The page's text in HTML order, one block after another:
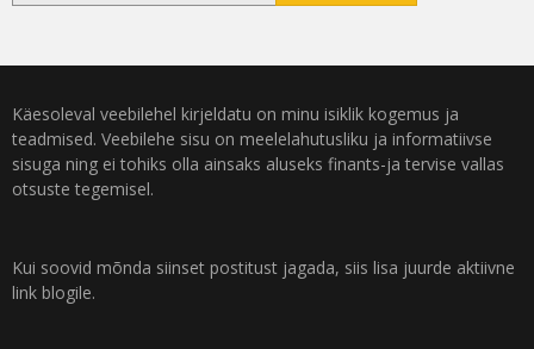
Käesoleval veebilehel kirjeldatu on minu isiklik kogemus ja
teadmised. Veebilehe sisu on meelelahutusliku ja informatiivse
sisuga ning ei tohiks olla ainsaks aluseks finants-ja tervise vallas
otsuste tegemisel.
Kui soovid mõnda siinset postitust jagada, siis lisa juurde aktiivne
link blogile.